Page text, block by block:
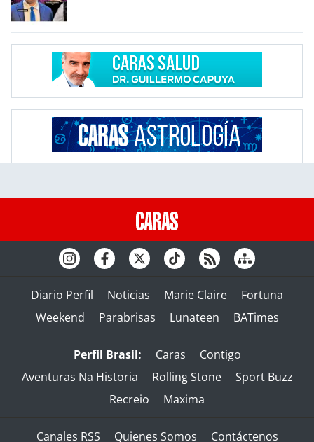
Diario Perfil Noticias Marie Claire
Fortuna
Weekend
Parabrisas Lunateen BATimes
Perfil Brasil: Caras
Contigo
Aventuras Na Historia
Rolling Stone
Sport Buzz
Recreio
Maxima
Canales RSS Quienes Somos Contáctenos